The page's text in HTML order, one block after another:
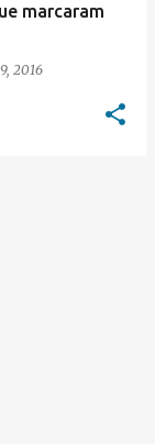
marcaram
2016